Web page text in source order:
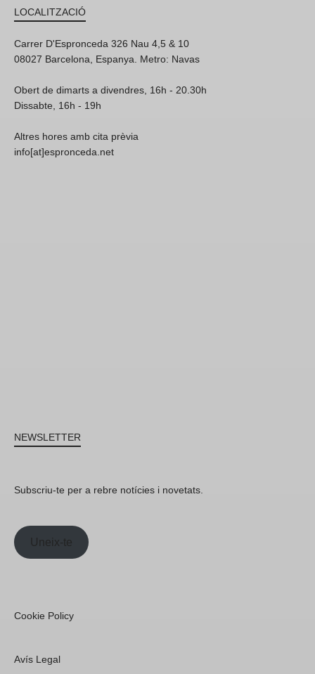
LOCALITZACIÓ
Carrer D'Espronceda 326 Nau 4,5 & 10
08027 Barcelona, Espanya. Metro: Navas
Obert de dimarts a divendres, 16h - 20.30h
Dissabte, 16h - 19h
Altres hores amb cita prèvia
info[at]espronceda.net
NEWSLETTER
Subscriu-te per a rebre notícies i novetats.
Uneix-te
Cookie Policy
Avís Legal